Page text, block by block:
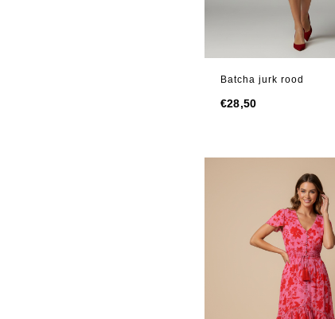
Batcha jurk rood
€28,50